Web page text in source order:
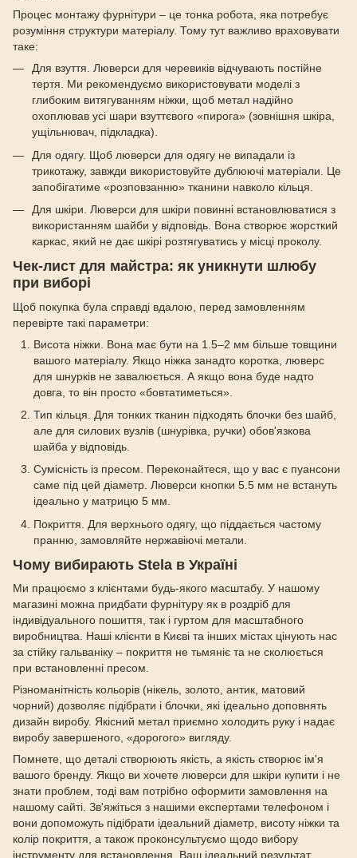
Процес монтажу фурнітури – це тонка робота, яка потребує
розуміння структури матеріалу. Тому тут важливо враховувати
таке:
Для взуття. Люверси для черевиків відчувають постійне
тертя. Ми рекомендуємо використовувати моделі з
глибоким витягуванням ніжки, щоб метал надійно
охоплював усі шари взуттєвого «пирога» (зовнішня шкіра,
ущільнювач, підкладка).
Для одягу. Щоб люверси для одягу не випадали із
трикотажу, завжди використовуйте дублюючі матеріали. Це
запобігатиме «розповзанню» тканини навколо кільця.
Для шкіри. Люверси для шкіри повинні встановлюватися з
використанням шайби у відповідь. Вона створює жорсткий
каркас, який не дає шкірі розтягуватись у місці проколу.
Чек-лист для майстра: як уникнути шлюбу
при виборі
Щоб покупка була справді вдалою, перед замовленням
перевірте такі параметри:
Висота ніжки. Вона має бути на 1.5–2 мм більше товщини
вашого матеріалу. Якщо ніжка занадто коротка, люверс
для шнурків не завалюється. А якщо вона буде надто
довга, то він просто «бовтатиметься».
Тип кільця. Для тонких тканин підходять блочки без шайб,
але для силових вузлів (шнурівка, ручки) обов'язкова
шайба у відповідь.
Сумісність із пресом. Переконайтеся, що у вас є пуансони
саме під цей діаметр. Люверси кнопки 5.5 мм не встануть
ідеально у матрицю 5 мм.
Покриття. Для верхнього одягу, що піддається частому
пранню, замовляйте нержавіючі метали.
Чому вибирають Stela в Україні
Ми працюємо з клієнтами будь-якого масштабу. У нашому
магазині можна придбати фурнітуру як в роздріб для
індивідуального пошиття, так і гуртом для масштабного
виробництва. Наші клієнти в Києві та інших містах цінують нас
за стійку гальваніку – покриття не тьмяніє та не сколюється
при встановленні пресом.
Різноманітність кольорів (нікель, золото, антик, матовий
чорний) дозволяє підібрати і блочки, які ідеально доповнять
дизайн виробу. Якісний метал приємно холодить руку і надає
виробу завершеного, «дорогого» вигляду.
Помнете, що деталі створюють якість, а якість створює ім'я
вашого бренду. Якщо ви хочете люверси для шкіри купити і не
знати проблем, тоді вам потрібно оформити замовлення на
нашому сайті. Зв'яжіться з нашими експертами телефоном і
вони допоможуть підібрати ідеальний діаметр, висоту ніжки та
колір покриття, а також проконсультуємо щодо вибору
інструменту для встановлення. Ваш ідеальний результат